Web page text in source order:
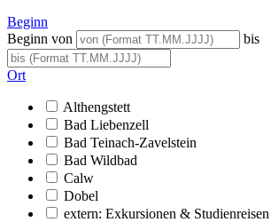
Beginn
Beginn von
bis
Ort
Althengstett
Bad Liebenzell
Bad Teinach-Zavelstein
Bad Wildbad
Calw
Dobel
extern: Exkursionen & Studienreisen